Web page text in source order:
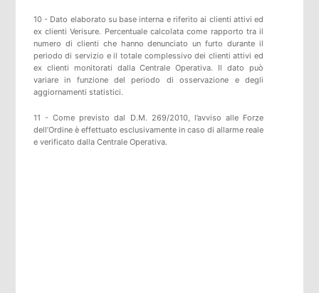
10 - Dato elaborato su base interna e riferito ai clienti attivi ed
ex clienti Verisure. Percentuale calcolata come rapporto tra il
numero di clienti che hanno denunciato un furto durante il
periodo di servizio e il totale complessivo dei clienti attivi ed
ex clienti monitorati dalla Centrale Operativa. Il dato può
variare in funzione del periodo di osservazione e degli
aggiornamenti statistici.
11 - Come previsto dal D.M. 269/2010, l’avviso alle Forze
dell’Ordine è effettuato esclusivamente in caso di allarme reale
e verificato dalla Centrale Operativa.